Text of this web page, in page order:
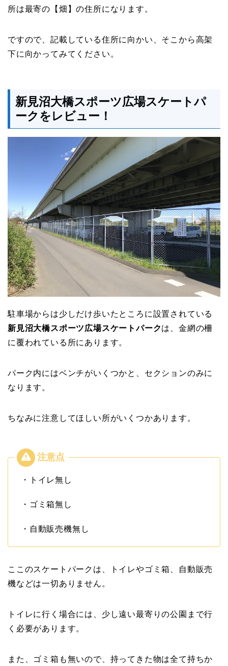
所は最寄の【畑】の住所になります。
ですので、記載している住所に向かい、そこから高架
下に向かってみてください。
新見沼大橋スポーツ広場スケートパ
ークをレビュー！
駐車場からは少しだけ歩いたところに設置されている
新見沼大橋スポーツ広場スケートパークは、金網の柵
に覆われている所にあります。
パーク内にはベンチがいくつかと、セクションのみに
なります。
ちなみに注意してほしい所がいくつかあります。
・トイレ無し
・ゴミ箱無し
・自動販売機無し
ここのスケートパークは、トイレやゴミ箱、自動販売
機などは一切ありません。
トイレに行く場合には、少し遠い最寄りの公園まで行
く必要があります。
また、ゴミ箱も無いので、持ってきた物は全て持ちか